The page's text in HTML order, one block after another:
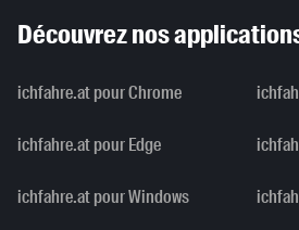
Découvrez nos
ichfahre.at pour Chrome
ichfahre.at pour Edge
ichfahre.at pour Windows